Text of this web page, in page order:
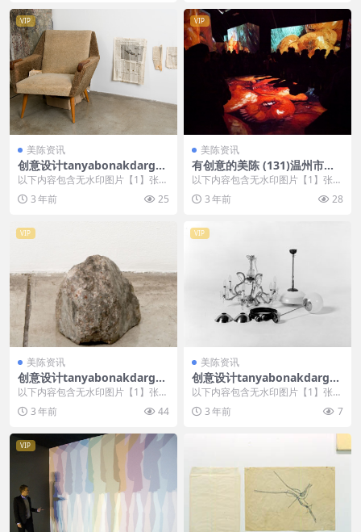
VIP
美陈资讯
创意设计tanyabonakdargall
ery美陈创意 (2034)
以下内容包含无水印图片【1】张
，开通会员无障碍浏览 开通VIP会
员 3 年前 25
VIP
美陈资讯
有创意的美陈 (131)温州市一
企划
以下内容包含无水印图片【1】张
，开通会员无障碍浏览 开通VIP会
员 3 年前 28
VIP
美陈资讯
创意设计tanyabonakdargall
ery美陈创意 (917)
以下内容包含无水印图片【1】张
，开通会员无障碍浏览 开通VIP会
员 3 年前 44
VIP
美陈资讯
创意设计tanyabonakdargall
ery美陈创意 (2162)
以下内容包含无水印图片【1】张
，开通会员无障碍浏览 开通VIP会
员 3 年前 7
VIP